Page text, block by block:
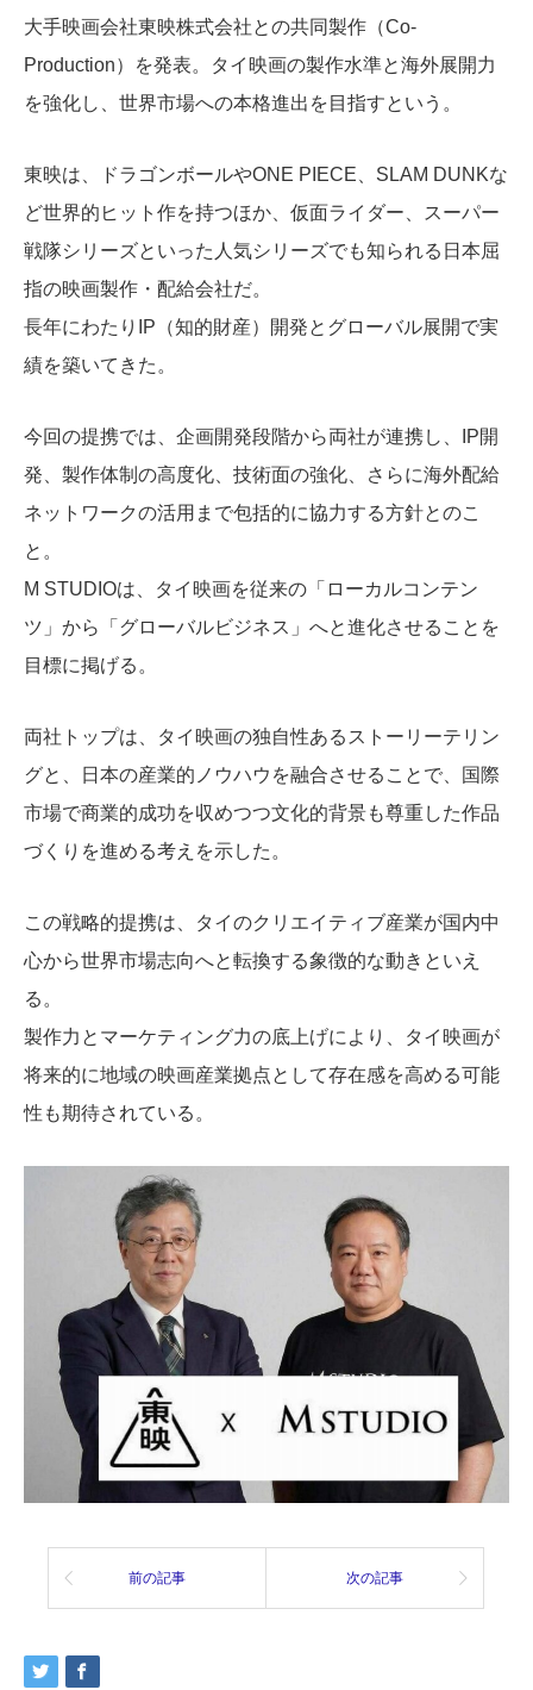
大手映画会社東映株式会社との共同製作（Co-
Production）を発表。タイ映画の製作水準と海外展開力
を強化し、世界市場への本格進出を目指すという。
東映は、ドラゴンボールやONE PIECE、SLAM DUNKな
ど世界的ヒット作を持つほか、仮面ライダー、スーパー
戦隊シリーズといった人気シリーズでも知られる日本屈
指の映画製作・配給会社だ。
長年にわたりIP（知的財産）開発とグローバル展開で実
績を築いてきた。
今回の提携では、企画開発段階から両社が連携し、IP開
発、製作体制の高度化、技術面の強化、さらに海外配給
ネットワークの活用まで包括的に協力する方針とのこ
と。
M STUDIOは、タイ映画を従来の「ローカルコンテン
ツ」から「グローバルビジネス」へと進化させることを
目標に掲げる。
両社トップは、タイ映画の独自性あるストーリーテリン
グと、日本の産業的ノウハウを融合させることで、国際
市場で商業的成功を収めつつ文化的背景も尊重した作品
づくりを進める考えを示した。
この戦略的提携は、タイのクリエイティブ産業が国内中
心から世界市場志向へと転換する象徴的な動きといえ
る。
製作力とマーケティング力の底上げにより、タイ映画が
将来的に地域の映画産業拠点として存在感を高める可能
性も期待されている。
前の記事 次の記事